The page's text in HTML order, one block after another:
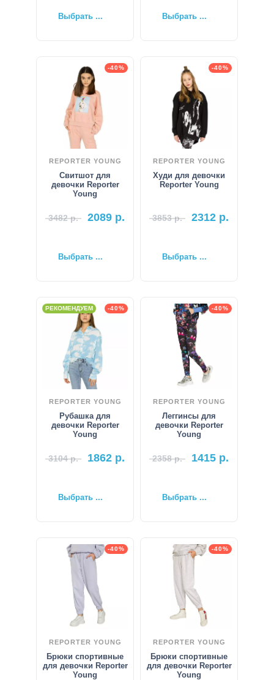
Выбрать ... Выбрать ...
-40%
REPORTER YOUNG
Свитшот для
девочки Reporter
Young
3482р. 2089 р.
Выбрать ...
-40%
REPORTER YOUNG
Худи для девочки
Reporter Young
3853р. 2312 р.
Выбрать ...
-40%
РЕКОМЕНДУЕМ
REPORTER YOUNG
Рубашка для
девочки Reporter
Young
3104р. 1862 р.
Выбрать ...
-40%
REPORTER YOUNG
Леггинсы для
девочки Reporter
Young
2358р. 1415 р.
Выбрать ...
-40%
REPORTER YOUNG
Брюки спортивные
для девочки Reporter
Young
-40%
REPORTER YOUNG
Брюки спортивные
для девочки Reporter
Young